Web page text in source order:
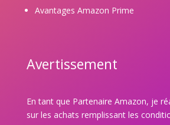
Avantages Amazon Prime
Avertissement
En tant que Partenaire Amazon, je
sur les achats remplissant les